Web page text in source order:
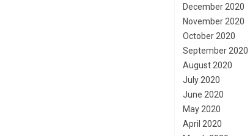
December 2020
November 2020
October 2020
September 2020
August 2020
July 2020
June 2020
May 2020
April 2020